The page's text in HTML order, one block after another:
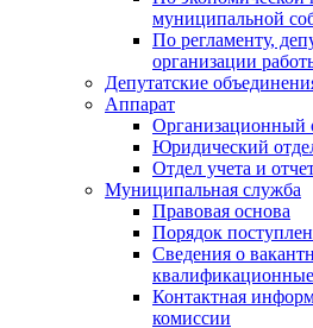
муниципальной
По регламенту,
организации
Депутатские
Аппарат
Организационный
Юридический
Отдел учета и
Муниципальная служба
Правовая основа
Порядок
Сведения о
Контактная
комиссии